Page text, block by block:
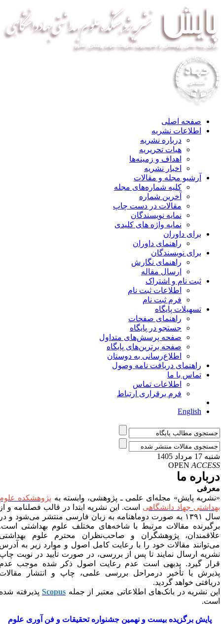
صفحه اصلی
اطلاعات نشریه
درباره نشریه
هیات تحریریه
اهداف و زمینه‌ها
اخبار نشریه
آرشیو مجله و مقالات
کلیه شماره‌های مجله
آخرین شماره
مقالات در دست چاپ
نمایه نویسندگان
نمایه واژه های کلیدی
برای داوران
راهنمای داوران
برای نویسندگان
راهنمای نگارش
ارسال مقاله
ثبت نام و اشتراک
اطلاعات ثبت نام
فرم ثبت نام
تسهیلات پایگاه
راهنمای صفحات
جستجو در پایگاه
صفحه پرسش‌های متداول
صفحه برترین‌های پایگاه
اطلاع‌رسانی به دوستان
راهنمای دریافت نامه وصول
تماس با ما
اطلاعات تماس
فرم برقراری ارتباط
English
17 مرداد 1405
OPEN
ما
پایش» مجله‌ای علمی ـ پژوهشی، وابسته ‌بهپژوهشکده علوم
جهاد دانشگاهی است. این نشریه ابتدا در قالب فصلنامه و از
سال ۱۳۹۱ به صورت دوماهنامه به زبان فارسی منتشر می‌شود و در
مقالات مرتبط با شاخه‌های مختلف علوم بهداشتی است.
پژوهشگران و صاحب‌نظران محترم علوم بهداشتی
مقالات خود را با رعایت کامل اصول و موارد زیر به آدرس
ارسال نمایند تا پس از بررسی، در صورت تأیید در نوبت چاپ
گیرد. بدیهی است عدم رعایت اصول ذکر شده موجب عدم
یا تأخیر درمراحل بررسی علمی، چاپ و انتشار مقالات
خواهد گردید.
نشریه در بانک‌های اطلاعاتی معتبر از جملهScopusپذیرفته شده
پایش برگزیده بیست و نهمین جشنواره تحقیقات و فن آوری علوم